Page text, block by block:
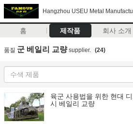
Hangzhou USEU Metal
홈 제작품 회사 소개
품질 군 베일리 교량supplier. (24)
육군 사용법을 위한 현대
시 베일리 교량